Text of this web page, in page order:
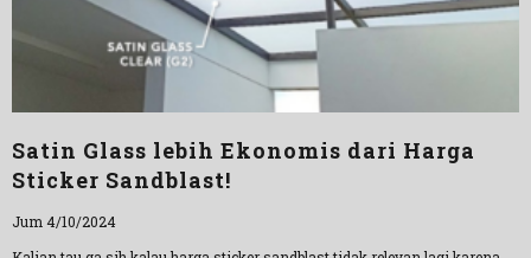
Satin Glass lebih Ekonomis dari Harga
Sticker Sandblast!
Jum 4/10/2024